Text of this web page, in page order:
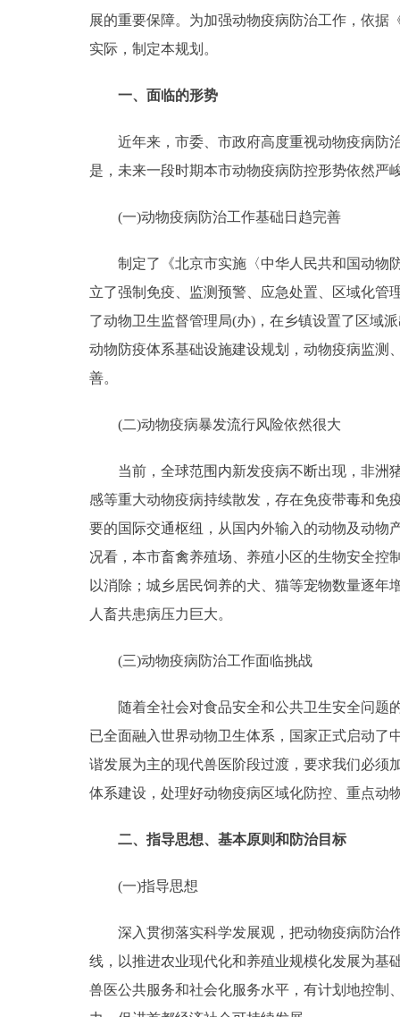
参与调查
绿色北京
ENGLISH
DEUTSCH
ITALIANO
展的重要保障。为加强动物疫病防治工作，依据
实际，制定本规划。
一、面临的形势
近年来，市委、市政府高度重视动物疫病防治
是，未来一段时期本市动物疫病防控形势依然严
(一)动物疫病防治工作基础日趋完善
制定了《北京市实施〈中华人民共和国动物防
立了强制免疫、监测预警、应急处置、区域化管
了动物卫生监督管理局(办)，在乡镇设置了区域
动物防疫体系基础设施建设规划，动物疫病监测
善。
(二)动物疫病暴发流行风险依然很大
当前，全球范围内新发疫病不断出现，非洲猪
感等重大动物疫病持续散发，存在免疫带毒和免
要的国际交通枢纽，从国内外输入的动物及动物
况看，本市畜禽养殖场、养殖小区的生物安全控
以消除；城乡居民饲养的犬、猫等宠物数量逐
人畜共患病压力巨大。
(三)动物疫病防治工作面临挑战
随着全社会对食品安全和公共卫生安全问题的
已全面融入世界动物卫生体系，国家正式启动了
谐发展为主的现代兽医阶段过渡，要求我们必须
体系建设，处理好动物疫病区域化防控、重点动
二、指导思想、基本原则和防治目标
(一)指导思想
深入贯彻落实科学发展观，把动物疫病防治作
线，以推进农业现代化和养殖业规模化发展为基
兽医公共服务和社会化服务水平，有计划地控制